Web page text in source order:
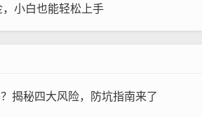
小白也能轻松上手
揭秘四大风险，防坑指南来了